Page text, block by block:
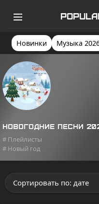
Новинки Музыка
Новогодние песни
# Плейлисты
# Новый год